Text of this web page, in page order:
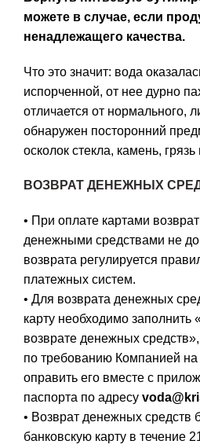
можете в случае, если
ненадлежащего качества.
Что это значит: вода
испорченной, от нее дурно
отличается от нормального,
обнаружен посторонний
осколок стекла, камень, грязь
ВОЗВРАТ ДЕНЕЖНЫХ
• При оплате картами
денежными средствами не
возврата регулируется
платежных систем.
• Для возврата денежных
карту необходимо заполнить
возврате денежных
по требованию Компанией
оправить его вместе с
паспорта по адресу
• Возврат денежных средств
банковскую карту в течение